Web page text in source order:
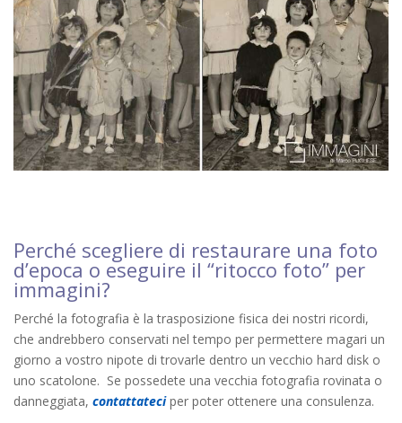
Perché scegliere di restaurare una foto
d’epoca o eseguire il “ritocco foto” per
immagini?
Perché la fotografia è la trasposizione fisica dei nostri ricordi,
che andrebbero conservati nel tempo per permettere magari un
giorno a vostro nipote di trovarle dentro un vecchio hard disk o
uno scatolone. Se possedete una vecchia fotografia rovinata o
danneggiata, contattateciper poter ottenere una consulenza.